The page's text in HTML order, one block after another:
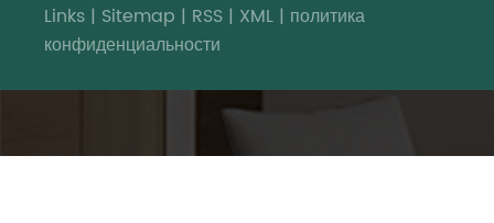
Links | Sitemap | RSS | XML | политика
конфиденциальности